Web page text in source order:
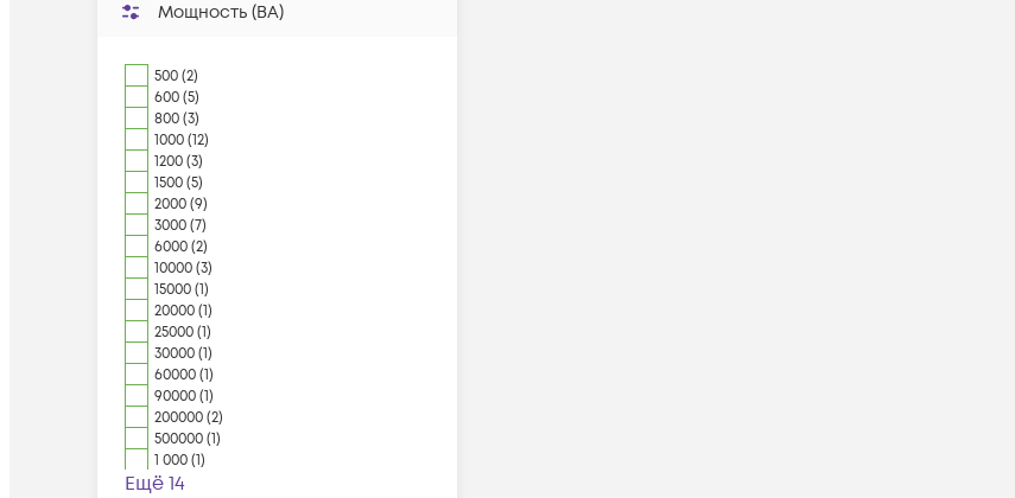
Мощность (ВА)
500 (2)
600 (5)
800 (3)
1000 (12)
1200 (3)
1500 (5)
2000 (9)
3000 (7)
6000 (2)
10000 (3)
15000 (1)
20000 (1)
25000 (1)
30000 (1)
60000 (1)
90000 (1)
200000 (2)
500000 (1)
1 000 (1)
Ещё 14